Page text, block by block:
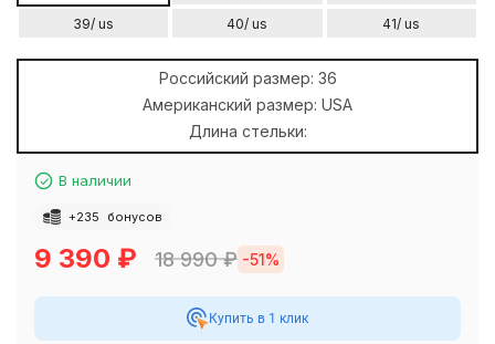
39/ us
40/ us 41/ us
Российский размер: 36
Американский размер: USA
Длина стельки:
В наличии
+235 бонусов
9 390 ₽ 18 990₽ -51%
Купить в 1 клик